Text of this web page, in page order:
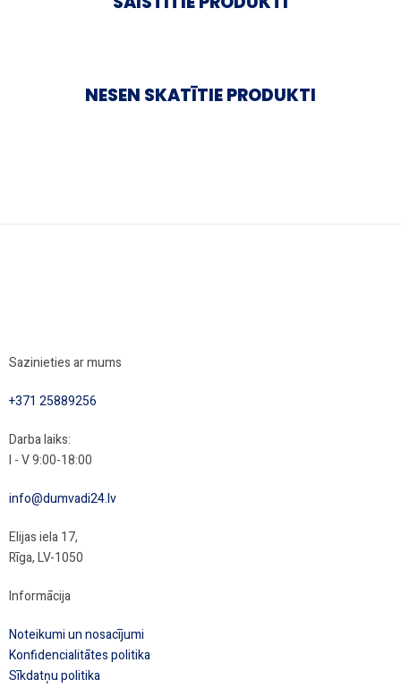
NESEN SKATĪTIE PRODUKTI
Sazinieties ar mums
+371 25889256
Darba laiks:
I - V 9:00-18:00
info@dumvadi24.lv
Elijas iela 17,
Rīga, LV-1050
Informācija
Noteikumi un nosacījumi
Konfidencialitātes politika
Sīkdatņu politika